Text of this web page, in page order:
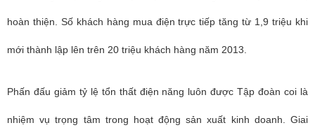
hoàn thiện. Số khách hàng mua điện trực tiếp tăng từ 1,9 triệu khi
mới thành lập lên trên 20 triệu khách hàng năm 2013.
Phấn đấu giảm tỷ lệ tổn thất điện năng luôn được Tập đoàn coi là
nhiệm vụ trọng tâm trong hoạt động sản xuất kinh doanh. Giai